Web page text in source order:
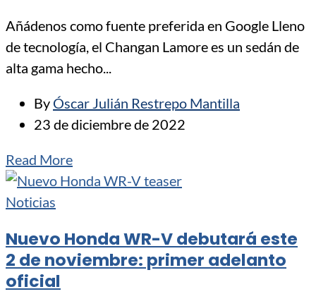
Añádenos como fuente preferida en Google Lleno
de tecnología, el Changan Lamore es un sedán de
alta gama hecho...
By Óscar Julián Restrepo Mantilla
23 de diciembre de 2022
Read More
Noticias
Nuevo Honda WR-V debutará este
2 de noviembre: primer adelanto
oficial